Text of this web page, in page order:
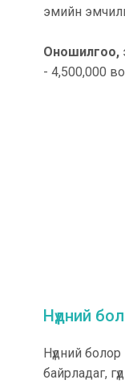
эмийн
Оношилгоо,
- 4,500,000
Нүдний болор
байрладаг,
Нүдний